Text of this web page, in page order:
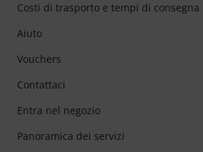
Costi di trasporto e tempi di consegna
Aiuto
Vouchers
Contattaci
Entra nel negozio
Panoramica dei servizi